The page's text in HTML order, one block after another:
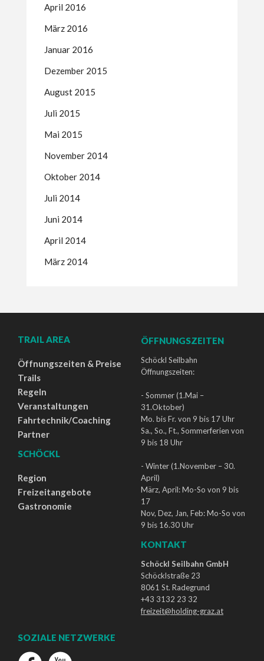
April 2016
März 2016
Januar 2016
Dezember 2015
August 2015
Juli 2015
Mai 2015
November 2014
Oktober 2014
Juli 2014
Juni 2014
April 2014
März 2014
TRAIL AREA
Öffnungszeiten & Preise
Trails
Regeln
Veranstaltungen
Fahrtechnik/Coaching
Partner
SCHÖCKL
Region
Freizeitangebote
Gastronomie
ÖFFNUNGSZEITEN
Schöckl Seilbahn
Öffnungszeiten:
- Sommer (1.Mai –
31.Oktober)
Mo. bis Fr. von 9 bis 17 Uhr
Sa., So., Ft., Sommerferien von
9 bis 18 Uhr
- Winter (1.November – 30.
April)
März, April: Mo-So von 9 bis
17
Nov, Dez, Jan, Feb: Mo-So von
9 bis 16.30 Uhr
KONTAKT
Schöckl Seilbahn GmbH
Schöcklstraße 23
8061 St. Radegrund
+43 3132 23 32
freizeit@holding-graz.at
SOZIALE NETZWERKE